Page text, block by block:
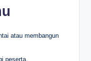
atau membangun
peserta.